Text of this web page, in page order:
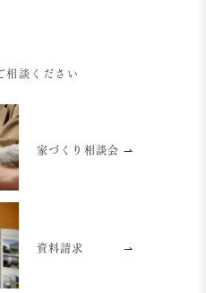
相談ください
家づくり相談会 ⇀
資料請求 ⇀